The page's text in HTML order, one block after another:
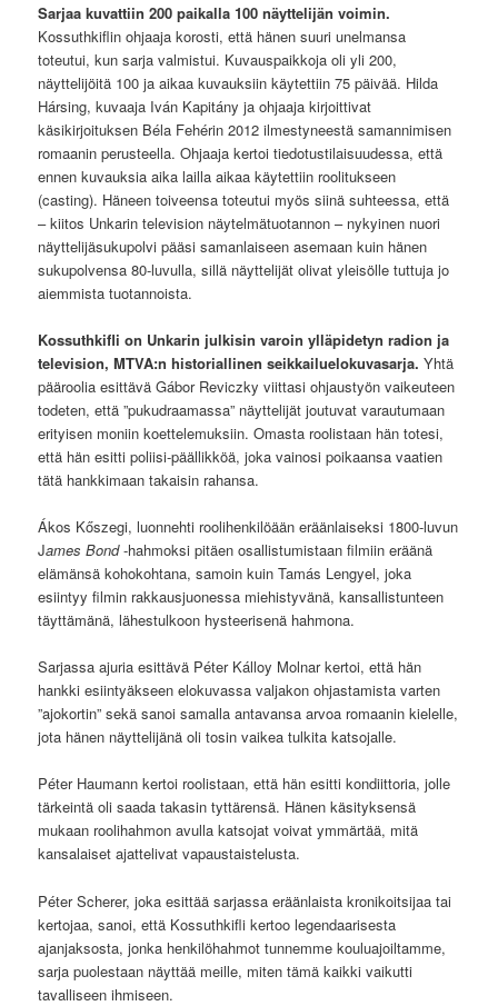
Sarjaa kuvattiin 200 paikalla 100 näyttelijän voimin.
Kossuthkiflin ohjaaja korosti, että hänen suuri unelmansa
toteutui, kun sarja valmistui. Kuvauspaikkoja oli yli 200,
näyttelijöitä 100 ja aikaa kuvauksiin käytettiin 75 päivää. Hilda
Hársing, kuvaaja Iván Kapitány ja ohjaaja kirjoittivat
käsikirjoituksen Béla Fehérin 2012 ilmestyneestä samannimisen
romaanin perusteella. Ohjaaja kertoi tiedotustilaisuudessa, että
ennen kuvauksia aika lailla aikaa käytettiin roolitukseen
(casting). Häneen toiveensa toteutui myös siinä suhteessa, että
– kiitos Unkarin television näytelmätuotannon – nykyinen nuori
näyttelijäsukupolvi pääsi samanlaiseen asemaan kuin hänen
sukupolvensa 80-luvulla, sillä näyttelijät olivat yleisölle tuttuja jo
aiemmista tuotannoista.
Kossuthkifli on Unkarin julkisin varoin ylläpidetyn radion ja
television, MTVA:n historiallinen seikkailuelokuvasarja. Yhtä
pääroolia esittävä Gábor Reviczky viittasi ohjaustyön vaikeuteen
todeten, että ”pukudraamassa” näyttelijät joutuvat varautumaan
erityisen moniin koettelemuksiin. Omasta roolistaan hän totesi,
että hän esitti poliisi-päällikköä, joka vainosi poikaansa vaatien
tätä hankkimaan takaisin rahansa.
Ákos Kőszegi, luonnehti roolihenkilöään eräänlaiseksi 1800-luvun
James Bond-hahmoksi pitäen osallistumistaan filmiin eräänä
elämänsä kohokohtana, samoin kuin Tamás Lengyel, joka
esiintyy filmin rakkausjuonessa miehistyvänä, kansallistunteen
täyttämänä, lähestulkoon hysteerisenä hahmona.
Sarjassa ajuria esittävä Péter Kálloy Molnar kertoi, että hän
hankki esiintyäkseen elokuvassa valjakon ohjastamista varten
”ajokortin” sekä sanoi samalla antavansa arvoa romaanin kielelle,
jota hänen näyttelijänä oli tosin vaikea tulkita katsojalle.
Péter Haumann kertoi roolistaan, että hän esitti kondiittoria, jolle
tärkeintä oli saada takasin tyttärensä. Hänen käsityksensä
mukaan roolihahmon avulla katsojat voivat ymmärtää, mitä
kansalaiset ajattelivat vapaustaistelusta.
Péter Scherer, joka esittää sarjassa eräänlaista kronikoitsijaa tai
kertojaa, sanoi, että Kossuthkifli kertoo legendaarisesta
ajanjaksosta, jonka henkilöhahmot tunnemme kouluajoiltamme,
sarja puolestaan näyttää meille, miten tämä kaikki vaikutti
tavalliseen ihmiseen.